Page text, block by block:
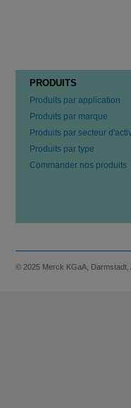
PRODUITS
Produits par application
Produits par marque
Produits par secteur
Produits par type
Commander nos produits
© 2025 Merck KGaA, Darmstadt,